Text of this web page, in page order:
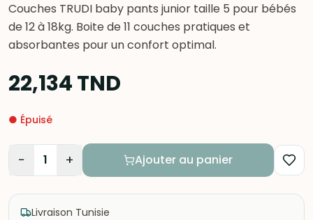
Couches TRUDI baby pants junior taille 5 pour bébés
de 12 à 18kg. Boite de 11 couches pratiques et
absorbantes pour un confort optimal.
22,134TND
● Épuisé
− 1 + Ajouter au panier
Livraison Tunisie